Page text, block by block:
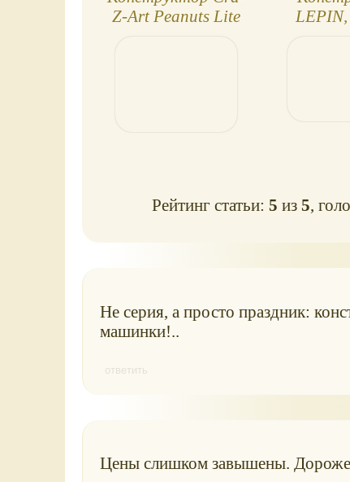
Z-Art Peanuts Lite
LEPIN,
Рейтинг статьи:5 из5,
Не серия, а просто праздник:
машинки!..
ответить
Цены слишком завышены. Дороже